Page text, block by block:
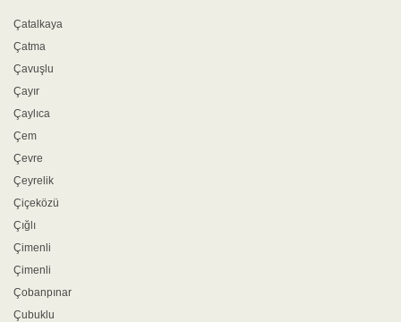
Çatalkaya
Çatma
Çavuşlu
Çayır
Çaylıca
Çem
Çevre
Çeyrelik
Çiçeközü
Çığlı
Çimenli
Çimenli
Çobanpınar
Çubuklu